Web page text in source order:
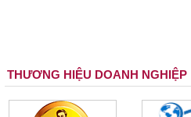
THƯƠNG HIỆU DOANH NGHIỆP